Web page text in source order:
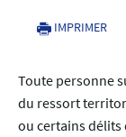
IMPRIMER
Toute personne
du ressort
ou certains délits